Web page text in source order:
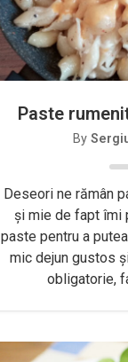
Paste
By
Deseori ne rămân
și mie de fapt îmi
paste pentru a
mic dejun gustos
obligatorie,